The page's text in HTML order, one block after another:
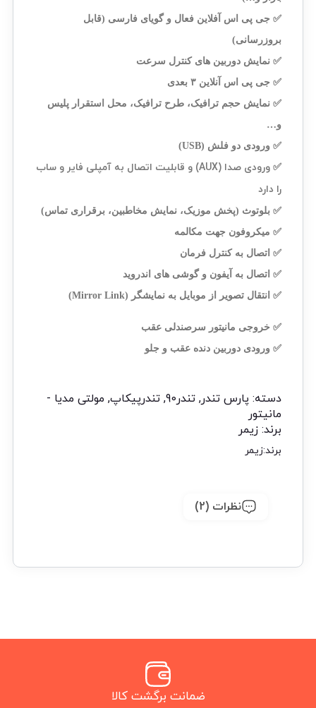
✅ جی پی اس آفلاین فعال و گویای فارسی (قابل
بروزرسانی)
✅ نمایش دوربین های کنترل سرعت
✅ جی پی اس آنلاین ۳ بعدی
✅ نمایش حجم ترافیک، طرح ترافیک، محل استقرار پلیس
و…
✅ ورودی دو فلش (USB)
✅
ورودی صدا (AUX) و قابلیت اتصال به آمپلی فایر و ساب
را دارد
✅ بلوتوث (پخش موزیک، نمایش مخاطبین، برقراری تماس)
✅ میکروفون جهت مکالمه
✅ اتصال به کنترل فرمان
✅ اتصال به آیفون و گوشی های اندروید
✅ انتقال تصویر از موبایل به نمایشگر (Mirror Link)
✅ خروجی مانیتور سرصندلی عقب
✅ ورودی دوربین دنده عقب و جلو
دسته: پارس تندر, تندر90 , تندرپیکاپ, مولتی مدیا -
مانیتور
برند: زیمر
برند:زیمر
نظرات (2)
ضمانت برگشت کالا